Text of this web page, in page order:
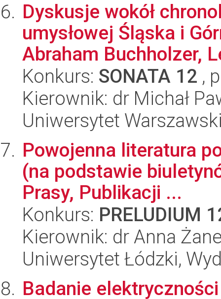
Dyskusje wokół
umysłowej Śląska i
Abraham Buchholzer,
Konkurs: SONATA 12 ,
Kierownik: dr Michał
Uniwersytet
Powojenna literatura
(na podstawie
Prasy, Publikacji ...
Konkurs: PRELUDIUM
Kierownik: dr Anna
Uniwersytet Łódzki,
Badanie